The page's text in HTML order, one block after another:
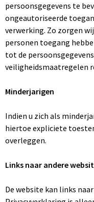
persoonsgegevens te
ongeautoriseerde
verwerking. Zo zorgen
personen toegang
tot de
veiligheidsmaatregelen
Minderjarigen
Indien u zich als
hiertoe expliciete
overleggen.
Links naar andere
De website kan links